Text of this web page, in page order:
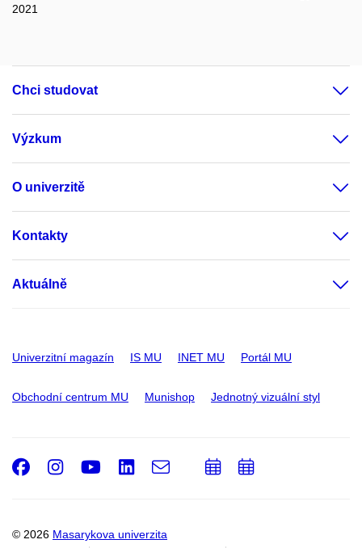
2021
Chci studovat
Výzkum
O univerzitě
Kontakty
Aktuálně
Univerzitní magazín IS MU INET MU Portál MU
Obchodní centrum MU Munishop Jednotný vizuální styl
© 2026 Masarykova univerzita
Facebook
Instagram
Youtube
LinkedIn
e-
PřidatPřidat